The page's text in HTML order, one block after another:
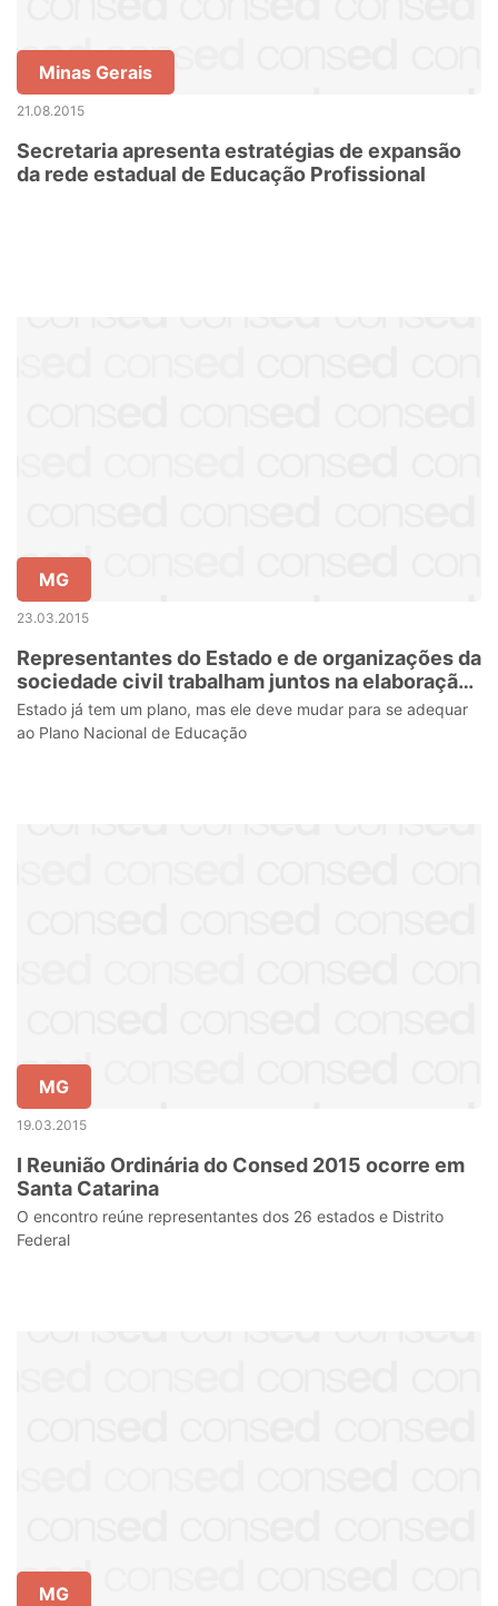
Minas Gerais
21.08.2015
Secretaria apresenta estratégias de expansão
da rede estadual de Educação Profissional
MG
23.03.2015
Representantes do Estado e de organizações da
sociedade civil trabalham juntos na elaboração
do Plano Estadual de Educação
Estado já tem um plano, mas ele deve mudar para se adequar
ao Plano Nacional de Educação
MG
19.03.2015
I Reunião Ordinária do Consed 2015 ocorre em
Santa Catarina
O encontro reúne representantes dos 26 estados e Distrito
Federal
MG